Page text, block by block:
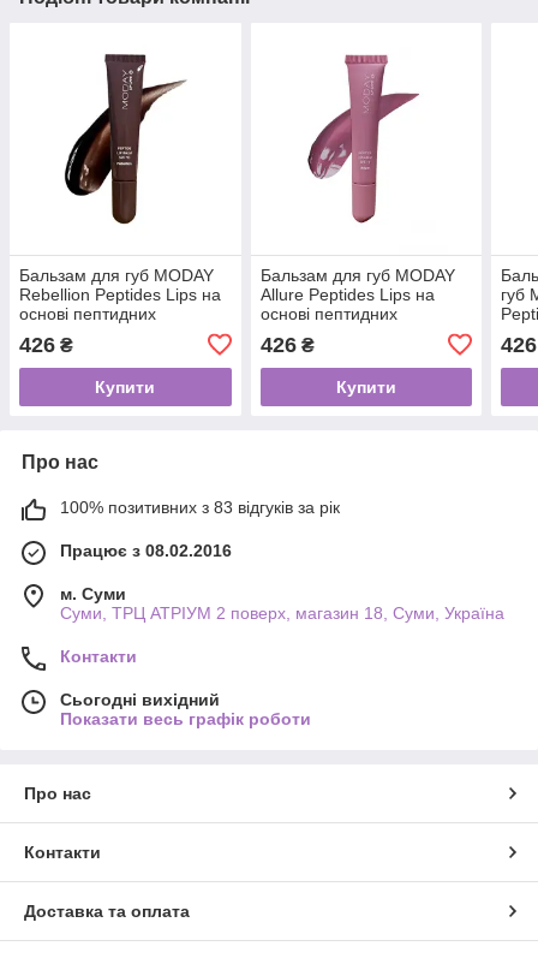
Бальзам для губ MODAY
Rebellion Peptides Lips на
основі пептидних
VOLUFORM 10 мл
426 ₴
Купити
Бальзам для губ MODAY
Allure Peptides Lips на
основі пептидних
VOLUFORM 10 мл
426₴
Купити
губ
426
Про нас
100% позитивних з 83 відгуків за рік
Працює з 08.02.2016
м. Суми
Суми, ТРЦ АТРІУМ 2 поверх, магазин 18, Суми, Україна
Контакти
Сьогодні вихідний
Показати весь графік роботи
Про нас
Контакти
Доставка та оплата